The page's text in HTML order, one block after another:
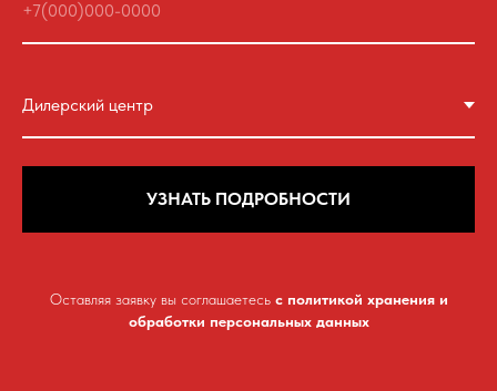
УЗНАТЬ ПОДРОБНОСТИ
Оставляя заявку вы соглашаетесь с политикой хранения и
обработки персональных данных